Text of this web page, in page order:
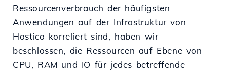
Ressourcenverbrauch der häufigsten
Anwendungen auf der Infrastruktur von
Hostico korreliert sind, haben wir
beschlossen, die Ressourcen auf Ebene von
CPU, RAM und IO für jedes betreffende